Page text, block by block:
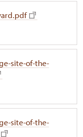
site-of-the-
site-of-the-